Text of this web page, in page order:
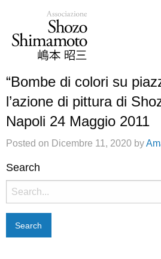
“Bombe di colori su
l’azione di pittura di
Napoli 24 Maggio 2011
Posted on Dicembre 11, 2020 by
Search
Search
for: